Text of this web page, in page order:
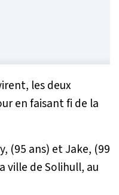
les deux
en faisant fi de la
(95 ans) et Jake, (99
ville de Solihull, au